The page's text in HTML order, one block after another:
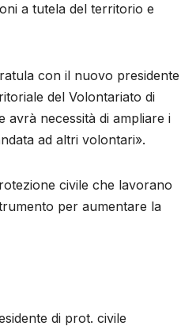
a tutela del territorio e
con il nuovo presidente
del Volontariato di
avrà necessità di ampliare i
ad altri volontari».
civile che lavorano
per aumentare la
di prot. civile